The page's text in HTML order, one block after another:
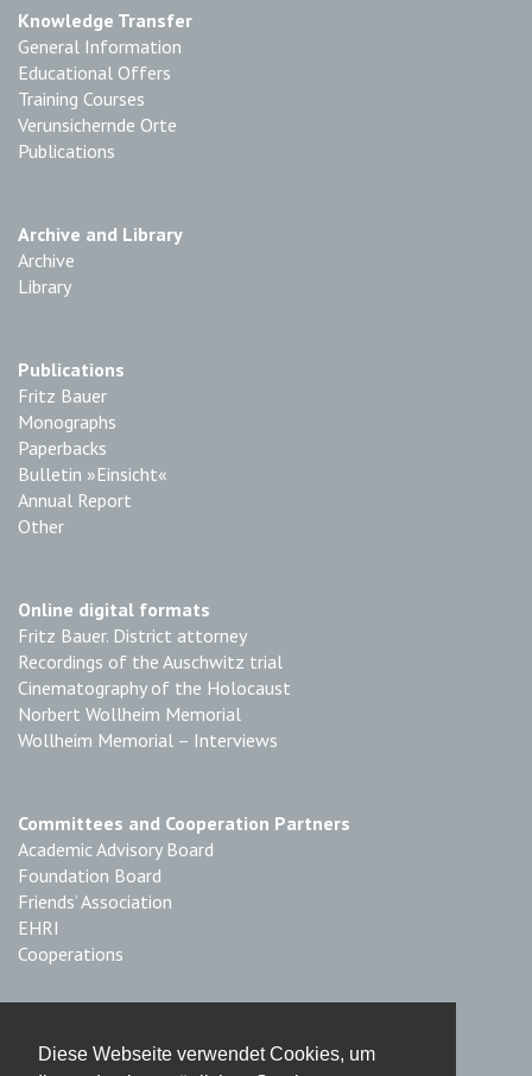
Diese Webseite verwendet Cookies, um
Knowledge Transfer
General Information
Educational Offers
Training Courses
Verunsichernde Orte
Publications
Archive and Library
Archive
Library
Publications
Fritz Bauer
Monographs
Paperbacks
Bulletin »Einsicht«
Annual Report
Other
Online digital formats
Fritz Bauer. District attorney
Recordings of the Auschwitz trial
Cinematography of the Holocaust
Norbert Wollheim Memorial
Wollheim Memorial – Interviews
Committees and Cooperation Partners
Academic Advisory Board
Foundation Board
Friends’ Association
EHRI
Cooperations
Imprint